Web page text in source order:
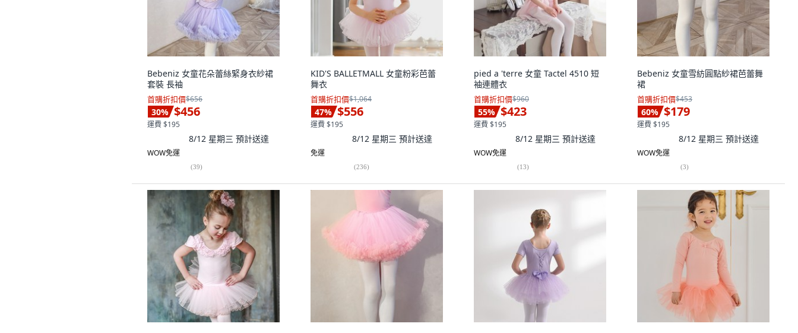
Bebeniz 女童花朵蕾絲緊身衣紗裙
套裝 長袖
首購折扣價$656
30% $456
運費 $195
8/12 星期三 預計送達
WOW免運
(39)
KID'S BALLETMALL 女童粉彩芭蕾
舞衣
首購折扣價$1,064
47% $556
運費 $195
8/12 星期三 預計送達
免運
(236)
pied a 'terre 女童 Tactel 4510 短
袖連體衣
首購折扣價$960
55% $423
運費 $195
8/12 星期三 預計送達
WOW免運
(13)
Bebeniz 女童雪紡圓點紗裙芭蕾舞
裙
首購折扣價$453
60% $179
運費 $195
8/12 星期三 預計送達
WOW免運
(3)